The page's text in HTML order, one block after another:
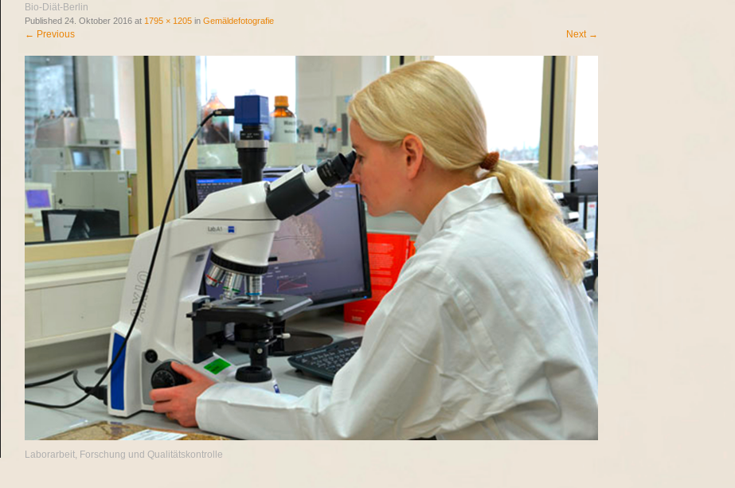
Bio-Diät-Berlin
Published 24. Oktober 2016 at 1795 × 1205 in Gemäldefotografie
← Previous Next →
Laborarbeit, Forschung und Qualitätskontrolle